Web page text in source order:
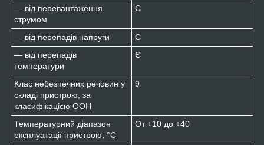
— від перевантаження
струмом
Є
— від перепадів напруги
Є
— від перепадів
температури
Є
Клас небезпечних речовин у
складі пристрою, за
класифікацією ООН
9
Температурний діапазон
експлуатації пристрою, °C
От +10 до +40